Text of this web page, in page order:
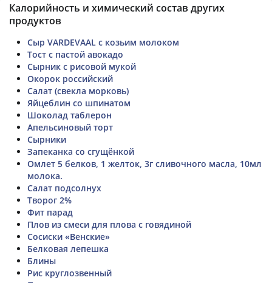
Калорийность и химический состав других
продуктов
Сыр VARDEVAAL с козьим молоком
Тост с пастой авокадо
Сырник с рисовой мукой
Окорок российский
Салат (свекла морковь)
Яйцеблин со шпинатом
Шоколад таблерон
Апельсиновый торт
Сырники
Запеканка со сгущёнкой
Омлет 5 белков, 1 желток, 3г сливочного масла, 10мл
молока.
Салат подсолнух
Творог 2%
Фит парад
Плов из смеси для плова с говядиной
Сосиски «Венские»
Белковая лепешка
Блины
Рис круглозвенный